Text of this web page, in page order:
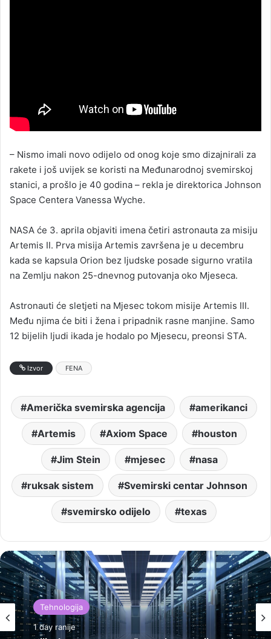
– Nismo imali novo odijelo od onog koje smo dizajnirali za
rakete i još uvijek se koristi na Međunarodnoj svemirskoj
stanici, a prošlo je 40 godina – rekla je direktorica Johnson
Space Centera Vanessa Wyche.
NASA će 3. aprila objaviti imena četiri astronauta za misiju
Artemis II. Prva misija Artemis završena je u decembru
kada se kapsula Orion bez ljudske posade sigurno vratila
na Zemlju nakon 25-dnevnog putovanja oko Mjeseca.
Astronauti će sletjeti na Mjesec tokom misije Artemis III.
Među njima će biti i žena i pripadnik rasne manjine. Samo
12 bijelih ljudi ikada je hodalo po Mjesecu, preonsi STA.
Izvor FENA
Američka svemirska agencija amerikanci
Artemis Axiom Space houston
Jim Stein mjesec nasa
ruksak sistem Svemirski centar Johnson
svemirsko odijelo texas
Tehnologija
1 day ranije